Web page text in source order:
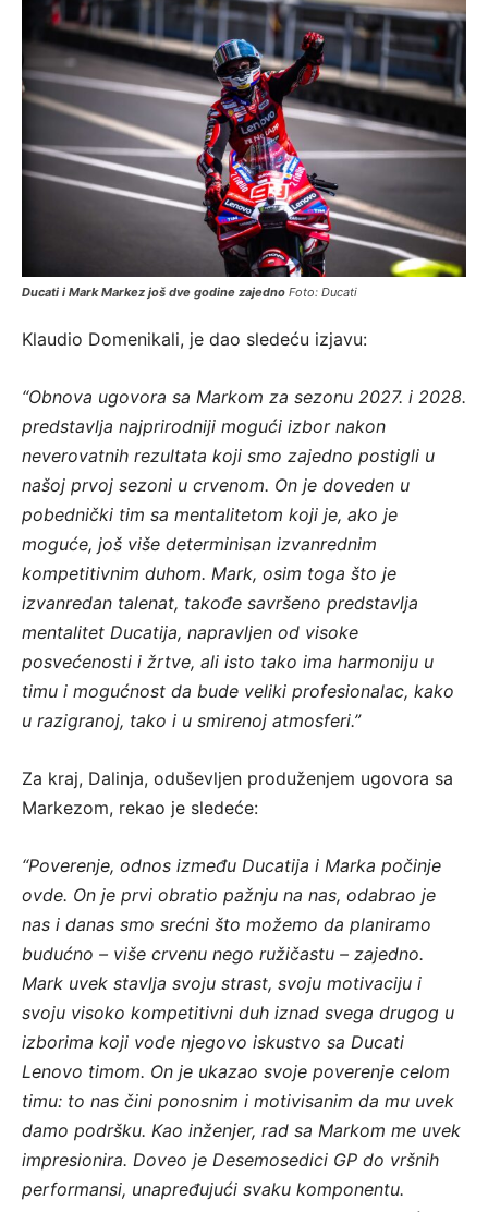
Ducati i Mark Markez još dve godine zajedno Foto: Ducati
Klaudio Domenikali, je dao sledeću izjavu:
“Obnova ugovora sa Markom za sezonu 2027. i 2028.
predstavlja najprirodniji mogući izbor nakon
neverovatnih rezultata koji smo zajedno postigli u
našoj prvoj sezoni u crvenom. On je doveden u
pobednički tim sa mentalitetom koji je, ako je
moguće, još više determinisan izvanrednim
kompetitivnim duhom. Mark, osim toga što je
izvanredan talenat, takođe savršeno predstavlja
mentalitet Ducatija, napravljen od visoke
posvećenosti i žrtve, ali isto tako ima harmoniju u
timu i mogućnost da bude veliki profesionalac, kako
u razigranoj, tako i u smirenoj atmosferi.”
Za kraj, Dalinja, oduševljen produženjem ugovora sa
Markezom, rekao je sledeće:
“Poverenje, odnos između Ducatija i Marka počinje
ovde. On je prvi obratio pažnju na nas, odabrao je
nas i danas smo srećni što možemo da planiramo
budućno – više crvenu nego ružičastu – zajedno.
Mark uvek stavlja svoju strast, svoju motivaciju i
svoju visoko kompetitivni duh iznad svega drugog u
izborima koji vode njegovo iskustvo sa Ducati
Lenovo timom. On je ukazao svoje poverenje celom
timu: to nas čini ponosnim i motivisanim da mu uvek
damo podršku. Kao inženjer, rad sa Markom me uvek
impresionira. Doveo je Desemosedici GP do vršnih
performansi, unapređujući svaku komponentu.